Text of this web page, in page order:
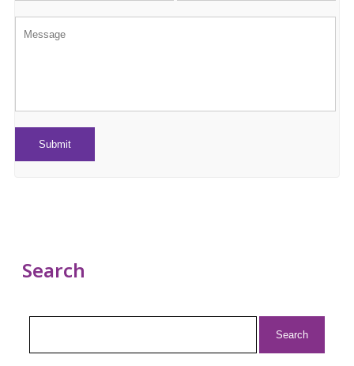
Search